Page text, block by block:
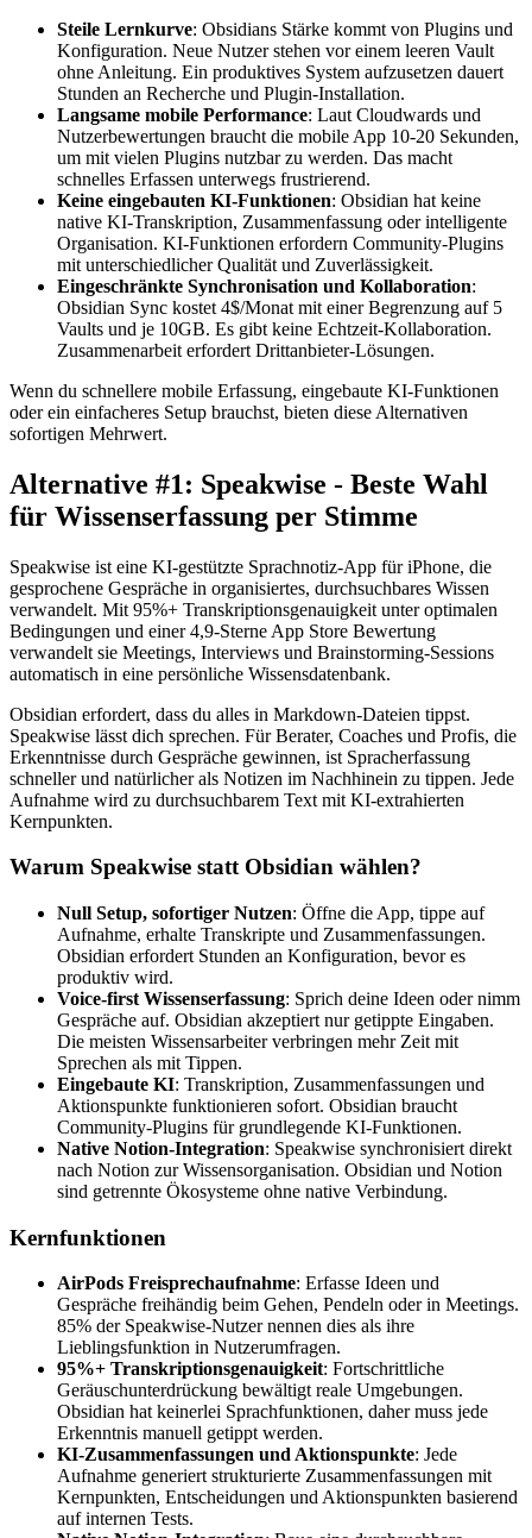
Steile Lernkurve: Obsidians Stärke kommt von Plugins und
Konfiguration. Neue Nutzer stehen vor einem leeren Vault
ohne Anleitung. Ein produktives System aufzusetzen dauert
Stunden an Recherche und Plugin-Installation.
Langsame mobile Performance: Laut Cloudwards und
Nutzerbewertungen braucht die mobile App 10-20 Sekunden,
um mit vielen Plugins nutzbar zu werden. Das macht
schnelles Erfassen unterwegs frustrierend.
Keine eingebauten KI-Funktionen: Obsidian hat keine
native KI-Transkription, Zusammenfassung oder intelligente
Organisation. KI-Funktionen erfordern Community-Plugins
mit unterschiedlicher Qualität und Zuverlässigkeit.
Eingeschränkte Synchronisation und Kollaboration:
Obsidian Sync kostet 4$/Monat mit einer Begrenzung auf 5
Vaults und je 10GB. Es gibt keine Echtzeit-Kollaboration.
Zusammenarbeit erfordert Drittanbieter-Lösungen.
Wenn du schnellere mobile Erfassung, eingebaute KI-Funktionen
oder ein einfacheres Setup brauchst, bieten diese Alternativen
sofortigen Mehrwert.
Alternative #1: Speakwise - Beste Wahl
für Wissenserfassung per Stimme
Speakwise ist eine KI-gestützte Sprachnotiz-App für iPhone, die
gesprochene Gespräche in organisiertes, durchsuchbares Wissen
verwandelt. Mit 95%+ Transkriptionsgenauigkeit unter optimalen
Bedingungen und einer 4,9-Sterne App Store Bewertung
verwandelt sie Meetings, Interviews und Brainstorming-Sessions
automatisch in eine persönliche Wissensdatenbank.
Obsidian erfordert, dass du alles in Markdown-Dateien tippst.
Speakwise lässt dich sprechen. Für Berater, Coaches und Profis, die
Erkenntnisse durch Gespräche gewinnen, ist Spracherfassung
schneller und natürlicher als Notizen im Nachhinein zu tippen. Jede
Aufnahme wird zu durchsuchbarem Text mit KI-extrahierten
Kernpunkten.
Warum Speakwise statt Obsidian wählen?
Null Setup, sofortiger Nutzen: Öffne die App, tippe auf
Aufnahme, erhalte Transkripte und Zusammenfassungen.
Obsidian erfordert Stunden an Konfiguration, bevor es
produktiv wird.
Voice-first Wissenserfassung: Sprich deine Ideen oder nimm
Gespräche auf. Obsidian akzeptiert nur getippte Eingaben.
Die meisten Wissensarbeiter verbringen mehr Zeit mit
Sprechen als mit Tippen.
Eingebaute KI: Transkription, Zusammenfassungen und
Aktionspunkte funktionieren sofort. Obsidian braucht
Community-Plugins für grundlegende KI-Funktionen.
Native Notion-Integration: Speakwise synchronisiert direkt
nach Notion zur Wissensorganisation. Obsidian und Notion
sind getrennte Ökosysteme ohne native Verbindung.
Kernfunktionen
AirPods Freisprechaufnahme: Erfasse Ideen und
Gespräche freihändig beim Gehen, Pendeln oder in Meetings.
85% der Speakwise-Nutzer nennen dies als ihre
Lieblingsfunktion in Nutzerumfragen.
95%+ Transkriptionsgenauigkeit: Fortschrittliche
Geräuschunterdrückung bewältigt reale Umgebungen.
Obsidian hat keinerlei Sprachfunktionen, daher muss jede
Erkenntnis manuell getippt werden.
KI-Zusammenfassungen und Aktionspunkte: Jede
Aufnahme generiert strukturierte Zusammenfassungen mit
Kernpunkten, Entscheidungen und Aktionspunkten basierend
auf internen Tests.